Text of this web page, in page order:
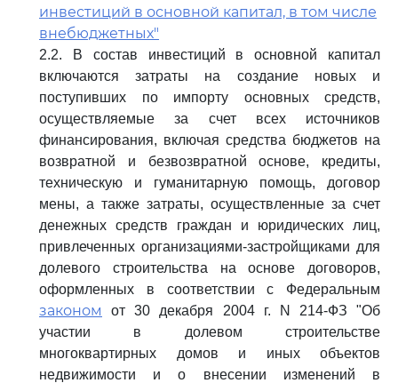
инвестиций в основной капитал, в том числе
внебюджетных"
2.2. В состав инвестиций в основной капитал
включаются затраты на создание новых и
поступивших по импорту основных средств,
осуществляемые за счет всех источников
финансирования, включая средства бюджетов на
возвратной и безвозвратной основе, кредиты,
техническую и гуманитарную помощь, договор
мены, а также затраты, осуществленные за счет
денежных средств граждан и юридических лиц,
привлеченных организациями-застройщиками для
долевого строительства на основе договоров,
оформленных в соответствии с Федеральным
законом
от 30 декабря 2004 г. N 214-ФЗ "Об
участии в долевом строительстве
многоквартирных домов и иных объектов
недвижимости и о внесении изменений в